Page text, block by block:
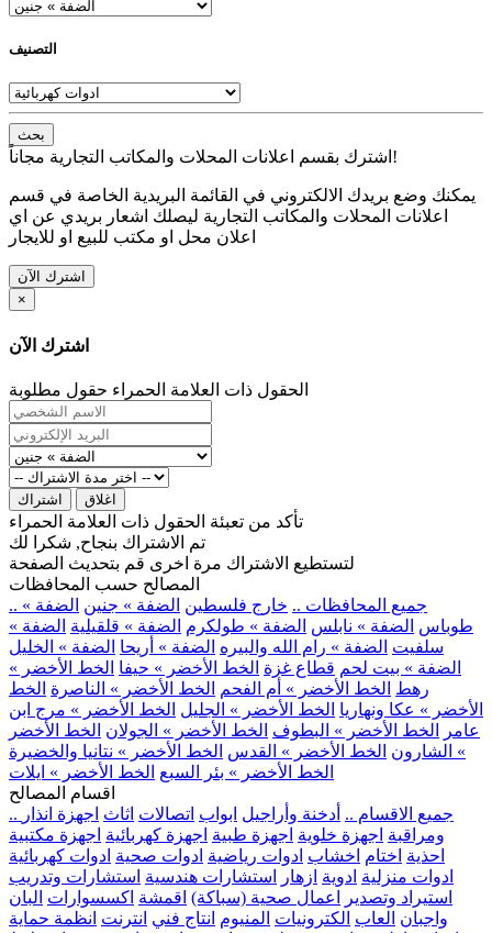
التصنيف
بحث
اشترك بقسم اعلانات المحلات والمكاتب التجارية مجاناً!
يمكنك وضع بريدك الالكتروني في القائمة البريدية الخاصة في قسم
اعلانات المحلات والمكاتب التجارية ليصلك اشعار بريدي عن اي
اعلان محل او مكتب للبيع او للايجار
اشترك الآن
×
اشترك الآن
الحقول ذات العلامة الحمراء حقول مطلوبة
اشتراك اغلاق
تأكد من تعبئة الحقول ذات العلامة الحمراء
تم الاشتراك بنجاح, شكرا لك
لتستطيع الاشتراك مرة اخرى قم بتحديث الصفحة
المصالح حسب المحافظات
.. جميع المحافظات .. خارج فلسطين الضفة » جنين الضفة »
طوباس الضفة » نابلس الضفة » طولكرم الضفة » قلقيلية الضفة »
سلفيت الضفة » رام الله والبيره الضفة » أريحا الضفة » الخليل
الضفة » بيت لحم قطاع غزة الخط الأخضر » حيفا الخط الأخضر »
رهط الخط الأخضر » أم الفحم الخط الأخضر » الناصرة الخط
الأخضر » عكا ونهاريا الخط الأخضر » الجليل الخط الأخضر » مرج ابن
عامر
الخط الأخضر » البطوف الخط الأخضر » الجولان الخط الأخضر
» الشارون الخط الأخضر » القدس الخط الأخضر » نتانيا والخضيرة
الخط الأخضر » بئر السبع الخط الأخضر » ايلات
اقسام المصالح
.. جميع الاقسام .. أدخنة وأراجيل ابواب اتصالات اثاث اجهزة انذار
ومراقبة اجهزة خلوية اجهزة طبية اجهزة كهربائية اجهزة مكتبية
احذية اختام اخشاب ادوات رياضية ادوات صحية ادوات كهربائية
ادوات منزلية ادوية ازهار استشارات هندسية استشارات وتدريب
استيراد وتصدير
اعمال صحية (سباكة) اقمشة اكسسوارات البان
واجبان العاب الكترونيات المنيوم انتاج فني انترنت انظمة حماية